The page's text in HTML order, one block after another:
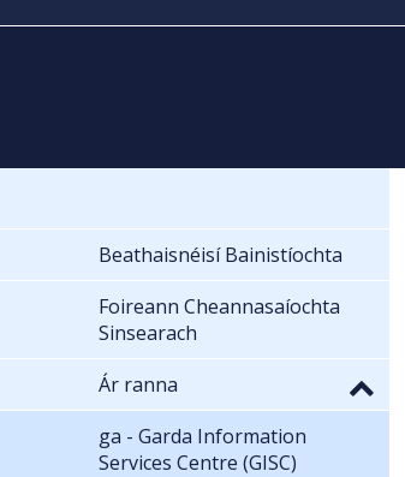
Beathaisnéisí Bainistíochta
Foireann Cheannasaíochta
Sinsearach
Ár ranna
ga - Garda Information
Services Centre (GISC)